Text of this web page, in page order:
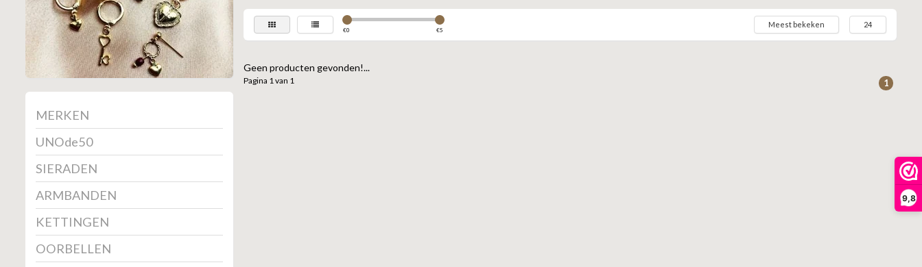
9,8
MERKEN
UNOde50
SIERADEN
ARMBANDEN
KETTINGEN
OORBELLEN
€0 €5
Meest bekeken 24
Geen producten gevonden!...
Pagina 1 van 1 1